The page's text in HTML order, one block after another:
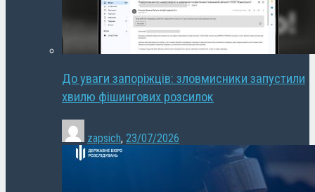
До уваги запоріжців: зловмисники запустили
хвилю фішингових розсилок
zapsich, 23/07/2026